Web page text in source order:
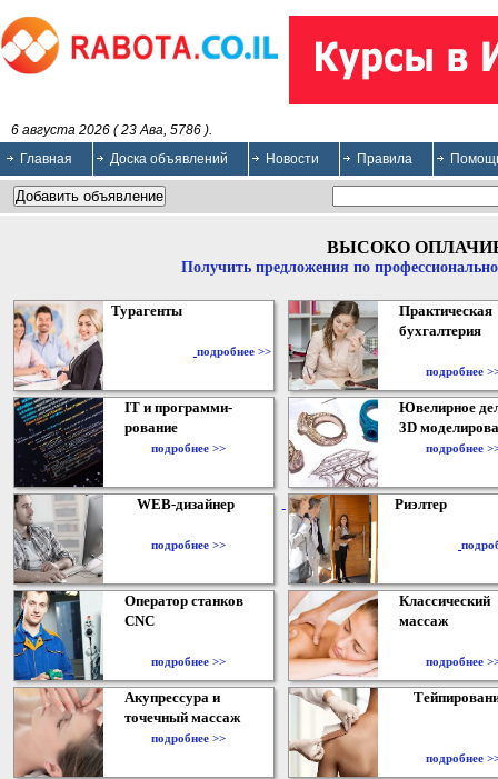
6 августа 2026 ( 23 Ава, 5786 ).
Главная
Доска объявлений Новости Правила
ВЫСОКО
Получить предложения по
Турагенты
подробнее >>
Практическая
бухгалтерия
подробнее
IT и программи-
рование
подробнее >>
Ювелирное
3D
подробнее
WEB-дизайнер
подробнее >>
Риэлтер
Оператор станков
CNC
подробнее >>
Классический
массаж
подробнее
Акупрессура и
точечный массаж
подробнее >>
подробнее